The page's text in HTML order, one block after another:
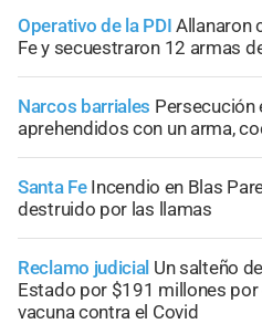
Operativo de la PDI Allanaron
Fe y secuestraron 12 armas
Narcos barriales Persecución
aprehendidos con un arma,
Santa Fe Incendio en Blas
destruido por las llamas
Reclamo judicial Un salteño
Estado por $191 millones por
vacuna contra el Covid